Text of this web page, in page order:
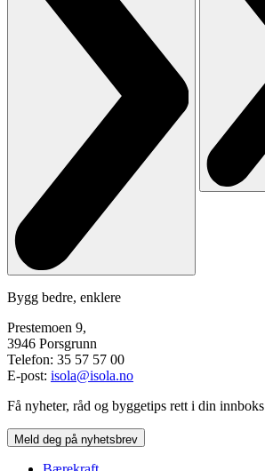
Bygg bedre, enklere
Prestemoen 9,
3946 Porsgrunn
Telefon: 35 57 57 00
E-post: isola@isola.no
Få nyheter, råd og byggetips rett i din innboks
Meld deg på nyhetsbrev